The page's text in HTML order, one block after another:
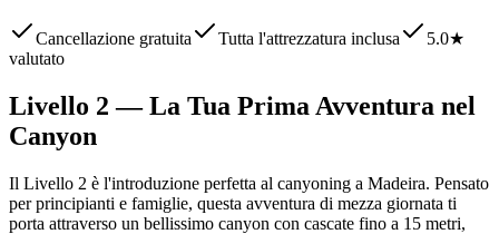
Cancellazione gratuita Tutta l'attrezzatura inclusa
5.0★
valutato
Livello 2 — La Tua Prima Avventura nel
Canyon
Il Livello 2 è l'introduzione perfetta al canyoning a Madeira. Pensato
per principianti e famiglie, questa avventura di mezza giornata ti
porta attraverso un bellissimo canyon con cascate fino a 15 metri,